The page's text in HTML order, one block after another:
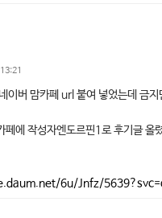
이버 맘카페 url 붙여 넣었는데 금
페에 작성자엔도르핀1로 후기글 올
6u/Jnfz/